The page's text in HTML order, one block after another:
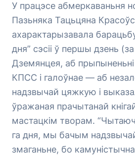
У працэсе абмеркаваньня
Пазьняка Тацьцяна
ахарактарызавала
дня” сэсіі ў першы дзень
Дземянцея, аб
КПСС і галоўнае — аб
надзвычай цяжкую і
ўражаная прачытанай
мастацкім творам.
га дня, мы бачым
змаганьне, бо